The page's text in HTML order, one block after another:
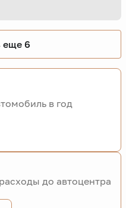
еще 6
в год
до автоцентра